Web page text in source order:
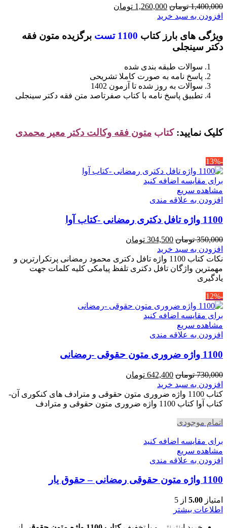
1,400,000 تومان قیمت
اصلی
بود.
1,260,000 تومان
است.
افزودن به سبد خرید
ویژگی های بارز کتاب 1100 تست
برگزیده متون فقه
دکتر سینجلی
سوالات طبقه بندی شده
پاسخ نامه به صورت کاملا تشریحی
سوالات به روز شده تا آزمون 1402
تطبیق پاسخ نامه با کتاب صفرتاصد متن فقه دکتر سینجلی
کلیک نمایید: کتاب متون فقه وکالت دکتر معیر محمدی
-13%
برای مقایسه اضافه کنید
مشاهده سریع
افزودن به علاقه مندی
1100 واژه تافل دکتری رمضانی -کتاب آوا
350,000 تومان قیمت
اصلی
350,000 تومان
بود.
304,500 تومان
304,500 تومان
است.
افزودن به سبد خرید
نکات کتاب 1100 واژه تافل دکتری محمود رمضانی پرتکرارترین و
مهمترین واژگان تافل دکتری تلفظ پیامکی کلیه کلمات جهت
یادگیری
-12%
برای مقایسه اضافه کنید
مشاهده سریع
افزودن به علاقه مندی
1100 واژه ضروری متون حقوقی -رمضانی
730,000 تومان قیمت
اصلی
730,000 تومان
بود.
642,400 تومان
642,400 تومان
است.
افزودن به سبد خرید
کتاب 1100 واژه ضروری متون حقوقی و مترادف های کنکوری آن-
کتاب آوا کتاب 1100 واژه ضروری متون حقوقی و مترادف
اتمام موجودی
برای مقایسه اضافه کنید
مشاهده سریع
افزودن به علاقه مندی
1100 واژه متون حقوقی رمضانی – حقوق یار
امتیاز 5.00 از 5
اطلاعات بیشتر